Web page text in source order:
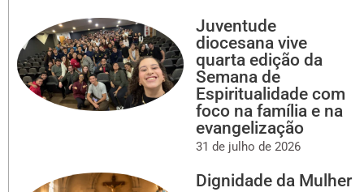
Juventude
diocesana vive
quarta edição da
Semana de
Espiritualidade com
foco na família e na
evangelização
31 de julho de 2026
Dignidade da Mulher